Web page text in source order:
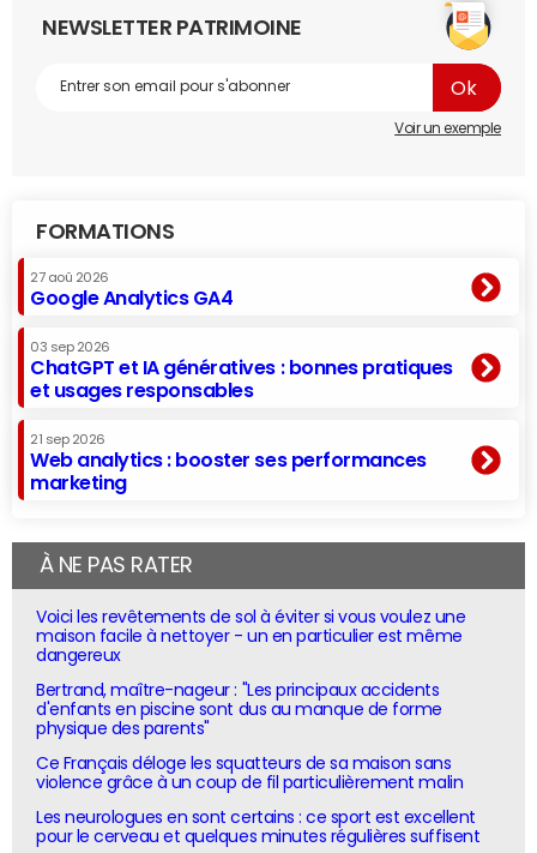
NEWSLETTER PATRIMOINE
Voir un exemple
FORMATIONS
27 aoû 2026
Google Analytics GA4
03 sep 2026
ChatGPT et IA génératives : bonnes pratiques
et usages responsables
21 sep 2026
Web analytics : booster ses performances
marketing
À NE PAS RATER
Voici les revêtements de sol à éviter si vous voulez une
maison facile à nettoyer - un en particulier est même
dangereux
Bertrand, maître-nageur : "Les principaux accidents
d'enfants en piscine sont dus au manque de forme
physique des parents"
Ce Français déloge les squatteurs de sa maison sans
violence grâce à un coup de fil particulièrement malin
Les neurologues en sont certains : ce sport est excellent
pour le cerveau et quelques minutes régulières suffisent